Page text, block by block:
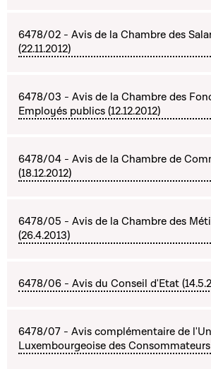
6478/02 - Avis de la Chambre des
(22.11.2012)
6478/03 - Avis de la Chambre des
Employés publics (12.12.2012)
6478/04 - Avis de la Chambre de
(18.12.2012)
6478/05 - Avis de la Chambre des
(26.4.2013)
6478/06 - Avis du Conseil d'Etat
6478/07 - Avis complémentaire de
Luxembourgeoise des Consommateurs